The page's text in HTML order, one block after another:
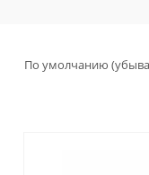
По умолчанию